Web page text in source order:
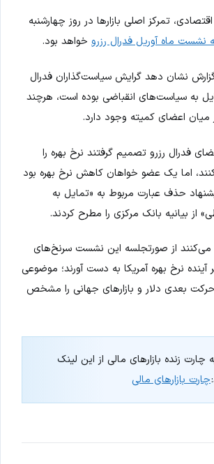
تمرکز اصلی بازارها در روز چهارشنبه
نشست ماه آوریل فدرال رزرو خواهد بود.
نشان دهد گرایش سیاست‌گذاران فدرال
به سیاست‌های انقباضی بوده است، هرچند
میان اعضای کمیته وجود دارد.
فدرال رزرو تصمیم گرفتند نرخ بهره را
اما یک عضو خواهان کاهش نرخ بهره بود
حذف عبارت مربوط به «تمایل به
از بیانیه بانک مرکزی را مطرح کردند.
می‌کنند از صورتجلسه این نشست سرنخ‌های
آینده نرخ بهره آمریکا به دست آورند؛ موضوعی
بعدی دلار و بازارهای جهانی را مشخص
چارت زنده بازارهای مالی از این لینک
چارت بازارهای مالی